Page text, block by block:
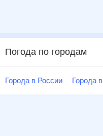
Погода по городам
Города в России Города